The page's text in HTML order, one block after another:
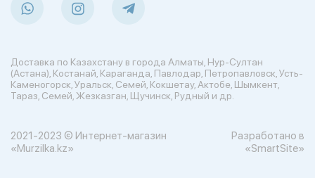
Доставка по Казахстану в города Алматы, Нур-Султан
(Астана), Костанай, Караганда, Павлодар, Петропавловск, Усть-
Каменогорск, Уральск, Семей, Кокшетау, Актобе, Шымкент,
Тараз, Семей, Жезказган, Щучинск, Рудный и др.
2021-2023 © Интернет-магазин
«Murzilka.kz»
Разработано в
«SmartSite»